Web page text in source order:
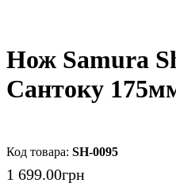
Нож Samura
Сантоку
SH-0095
1 699.00грн